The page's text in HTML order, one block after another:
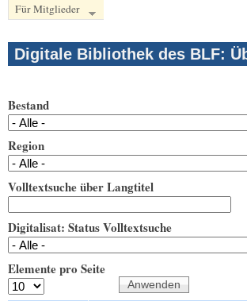
Für Mitglieder
Digitale Bibliothek des BLF:
Bestand
Region
Volltextsuche über Langtitel
Digitalisat: Status Volltextsuche
Elemente pro Seite